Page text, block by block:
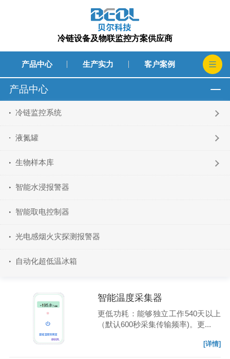
冷链设备及物联监控方案供应商
产品中心 生产实力 客户案例
产品中心
冷链监控系统
液氮罐
生物样本库
智能水浸报警器
智能取电控制器
光电感烟火灾探测报警器
自动化超低温冰箱
智能温度采集器
更低功耗：能够独立工作540天以上
（默认600秒采集传输频率)。更...
[详情]